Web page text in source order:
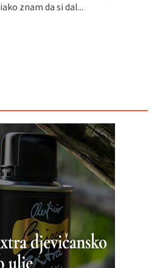
iako znam da si dal...